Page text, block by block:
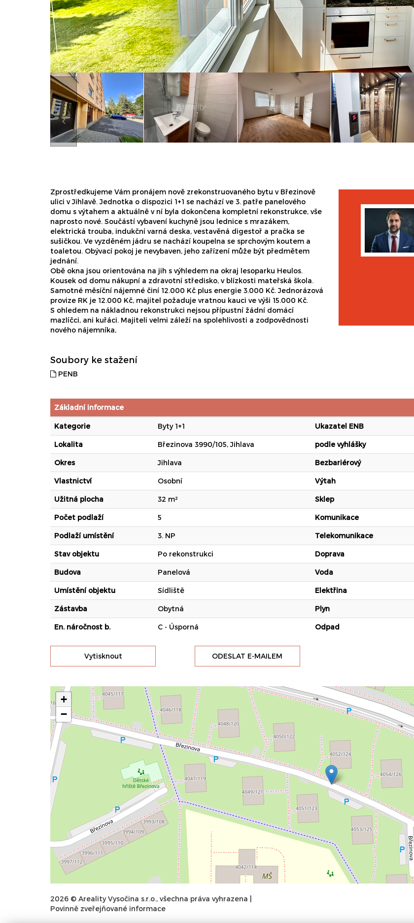
Zprostředkujeme Vám pronájem nově zrekonstruovaného bytu v Březinově
ulici v Jihlavě. Jednotka o dispozici 1+1 se nachází ve 3. patře panelového
domu s výtahem a aktuálně v ní byla dokončena kompletní rekonstrukce, vše
naprosto nové. Součástí vybavení kuchyně jsou lednice s mrazákem,
elektrická trouba, indukční varná deska, vestavěná digestoř a pračka se
sušičkou. Ve vyzděném jádru se nachází koupelna se sprchovým koutem a
toaletou. Obývací pokoj je nevybaven, jeho zařízení může být předmětem
jednání.
Obě okna jsou orientována na jih s výhledem na okraj lesoparku Heulos.
Kousek od domu nákupní a zdravotní středisko, v blízkosti mateřská škola.
Samotné měsíční nájemné činí 12.000 Kč plus energie 3.000 Kč. Jednorázová
provize RK je 12.000 Kč, majitel požaduje vratnou kauci ve výši 15.000 Kč.
S ohledem na nákladnou rekonstrukci nejsou přípustní žádní domácí
mazlíčci, ani kuřáci. Majiteli velmi záleží na spolehlivosti a zodpovědnosti
nového nájemníka,
Soubory ke stažení
PENB
Základní informace
Kategorie Byty 1+1 Ukazatel ENB
Lokalita Březinova 3990/105, Jihlava podle vyhlášky
Okres Jihlava Bezbariérový
Vlastnictví Osobní Výtah
Užitná plocha 32 m² Sklep
Počet podlaží 5 Komunikace
Podlaží umístění 3. NP Telekomunikace
Stav objektu Po rekonstrukci Doprava
Budova Panelová Voda
Umístění objektu Sídliště Elektřina
Zástavba Obytná Plyn
En. náročnost b. C - Úsporná Odpad
Vytisknout ODESLAT E-MAILEM
+
−
2026 © Areality Vysočina s.r.o., všechna práva vyhrazena |
Povinně zveřejňované informace